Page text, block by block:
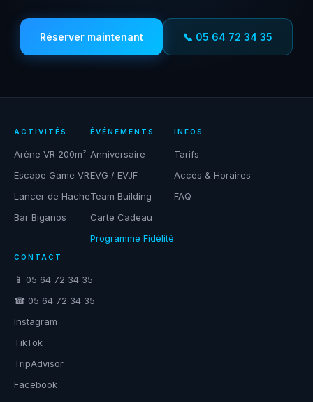
Réserver maintenant 📞 05 64 72 34 35
ACTIVITÉS
Arène VR 200m²
Escape Game VR
Lancer de Hache
Bar Biganos
ÉVÉNEMENTS
Anniversaire
EVG / EVJF
Team Building
Carte Cadeau
Programme Fidélité
INFOS
Tarifs
Accès & Horaires
FAQ
CONTACT
📱 05 64 72 34 35
☎ 05 64 72 34 35
Instagram
TikTok
TripAdvisor
Facebook